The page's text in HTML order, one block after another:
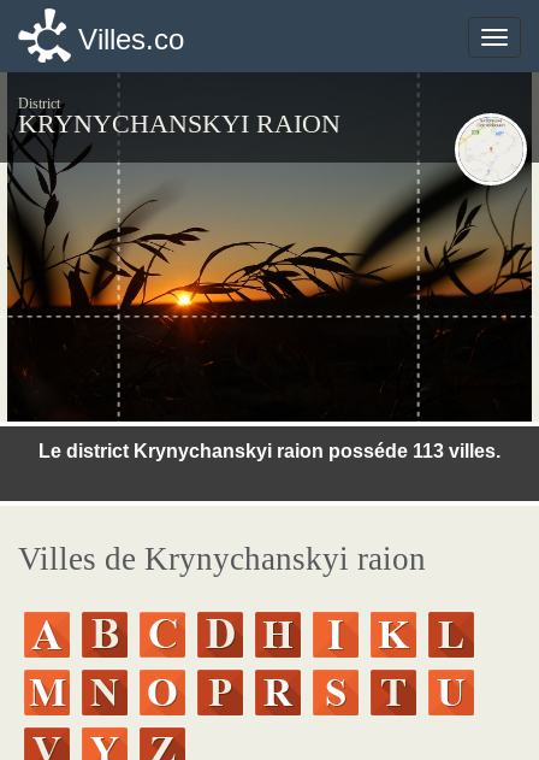
Toggle
Villes.co
District
KRYNYCHANSKYI RAION
Le district Krynychanskyi raion posséde 113 villes.
Villes de Krynychanskyi raion
Toggle
Villes.co